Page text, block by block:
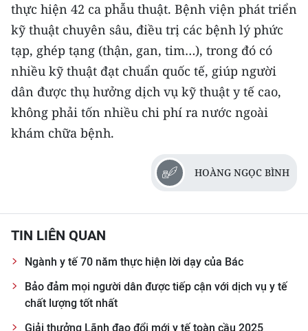
thực hiện 42 ca phẫu thuật. Bệnh viện phát triển
kỹ thuật chuyên sâu, điều trị các bệnh lý phức
tạp, ghép tạng (thận, gan, tim…), trong đó có
nhiều kỹ thuật đạt chuẩn quốc tế, giúp người
dân được thụ hưởng dịch vụ kỹ thuật y tế cao,
không phải tốn nhiều chi phí ra nước ngoài
khám chữa bệnh.
HOÀNG NGỌC BÌNH
TIN LIÊN QUAN
Ngành y tế 70 năm thực hiện lời dạy của Bác
Bảo đảm mọi người dân được tiếp cận với dịch vụ y tế
chất lượng tốt nhất
Giải thưởng Lãnh đạo đổi mới y tế toàn cầu 2025